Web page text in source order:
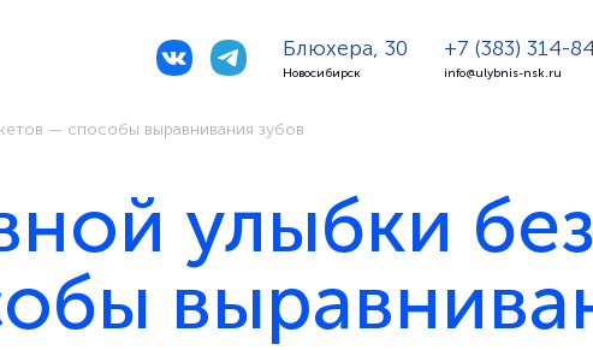
Блюхера, 30
Новосибирск
+7 (383) 314-
info@ulybnis-nsk.ru
— способы выравнивания зубов
улыбки без